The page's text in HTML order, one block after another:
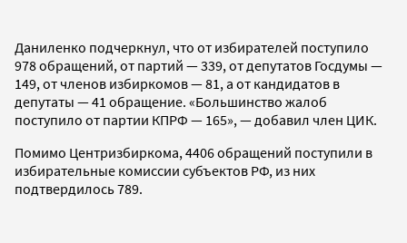
Даниленко подчеркнул, что от избирателей поступило
978 обращений, от партий — 339, от депутатов Госдумы —
149, от членов избиркомов — 81, а от кандидатов в
депутаты — 41 обращение. «Большинство жалоб
поступило от партии КПРФ — 165», — добавил член ЦИК.
Помимо Центризбиркома, 4406 обращений поступили в
избирательные комиссии субъектов РФ, из них
подтвердилось 789.